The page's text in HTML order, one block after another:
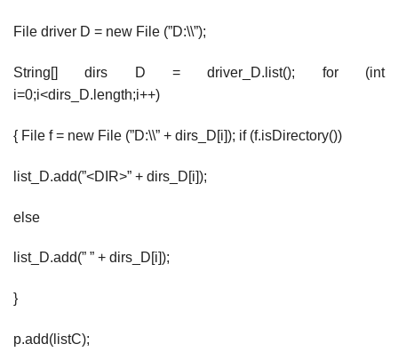
File driver D = new File (”D:\\”);
String[] dirs D = driver_D.list(); for (int
i=0;i<dirs_D.length;i++)
{ File f = new File (”D:\\” + dirs_D[i]); if (f.isDirectory())
list_D.add(”<DIR>” + dirs_D[i]);
else
list_D.add(” ” + dirs_D[i]);
}
p.add(listC);